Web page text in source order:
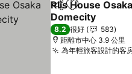
分享 放到收藏夾
Rlis House Osaka
Domecity
查看價格
8.2 很好
583
距離市中心 3.9 公里
為年輕旅客設計的客